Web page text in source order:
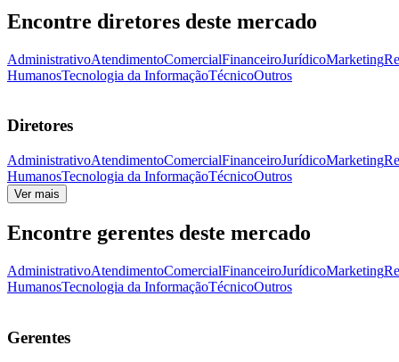
Encontre diretores deste mercado
AdministrativoAtendimentoComercialFinanceiroJurídicoMarketing
HumanosTecnologia da InformaçãoTécnicoOutros
Diretores
AdministrativoAtendimentoComercialFinanceiroJurídicoMarketing
HumanosTecnologia da InformaçãoTécnicoOutros
Ver mais
Encontre gerentes deste mercado
AdministrativoAtendimentoComercialFinanceiroJurídicoMarketing
HumanosTecnologia da InformaçãoTécnicoOutros
Gerentes